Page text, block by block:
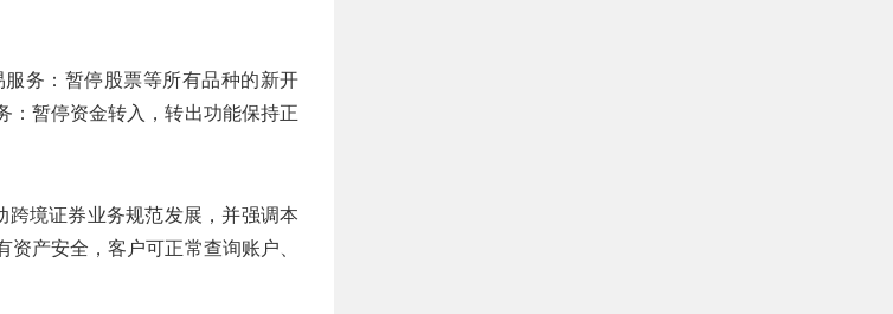
务：暂停股票等所有品种的新开
：暂停资金转入，转出功能保持正
境证券业务规范发展，并强调本
产安全，客户可正常查询账户、